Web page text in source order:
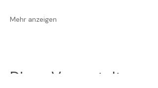
Mehr anzeigen
Diese Veranstaltung